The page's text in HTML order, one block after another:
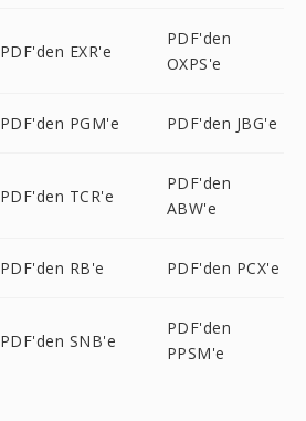
PDF'den EXR'e
PDF'den
OXPS'e
PDF'den PGM'e PDF'den JBG'e
PDF'den TCR'e
PDF'den
ABW'e
PDF'den RB'e PDF'den PCX'e
PDF'den SNB'e
PDF'den
PPSM'e